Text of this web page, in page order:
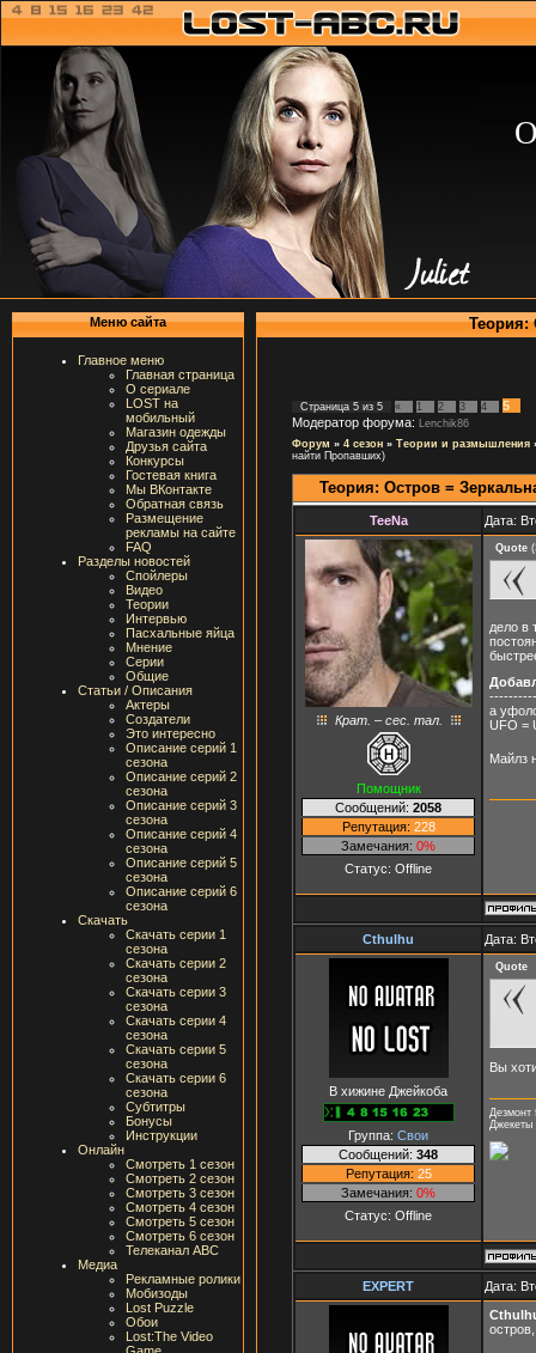
Меню сайта
Главное меню
Главная страница
О сериале
LOST на
мобильный
Магазин одежды
Друзья сайта
Конкурсы
Гостевая книга
Мы ВКонтакте
Обратная связь
Размещение
рекламы на сайте
FAQ
Разделы новостей
Спойлеры
Видео
Теории
Интервью
Пасхальные яйца
Мнение
Серии
Общие
Статьи / Описания
Актеры
Создатели
Это интересно
Описание серий 1
сезона
Описание серий 2
сезона
Описание серий 3
сезона
Описание серий 4
сезона
Описание серий 5
сезона
Описание серий 6
сезона
Скачать
Скачать серии 1
сезона
Скачать серии 2
сезона
Скачать серии 3
сезона
Скачать серии 4
сезона
Скачать серии 5
сезона
Скачать серии 6
сезона
Субтитры
Бонусы
Инструкции
Онлайн
Смотреть 1 сезон
Смотреть 2 сезон
Смотреть 3 сезон
Смотреть 4 сезон
Смотреть 5 сезон
Смотреть 6 сезон
Телеканал ABC
Медиа
Рекламные ролики
Мобизоды
Lost Puzzle
Обои
Lost:The Video
Теория:
Страница 5 из 5 « 1 2 3 4
5
Модератор форума:
Lenchik86
Форум » 4 сезон » Теории и размышления
найти Пропавших)
Теория: Остров =
TeeNa Дата:
Крат. – сес. тал.
Помощник
Сообщений: 2058
Репутация: 228
Замечания: 0%
Статус: Offline
Quote (
дело в
а
UFO =
Майлз
Cthulhu Дата:
В хижине Джейкоба
Группа: Свои
Сообщений: 348
Репутация: 25
Замечания: 0%
Статус: Offline
Quote
Вы
Джекеты
ЕXPERT Дата: